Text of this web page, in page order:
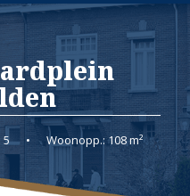
5 • Woonopp.: 108 m²